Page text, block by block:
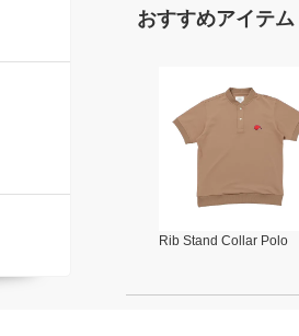
おすすめアイテム
Rib Stand Collar Polo